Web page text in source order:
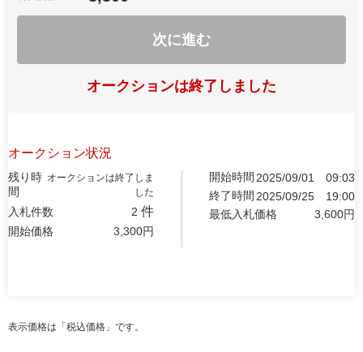
次に進む
オークションは終了しました
オークション状況
残り時
間
オークションは終了しま
した
入札件数 2 件
開始価格 3,300円
開始時間 2025/09/01
09:03
終了時間 2025/09/25
19:00
最低入札価格
3,600円
表示価格は「税込価格」です。